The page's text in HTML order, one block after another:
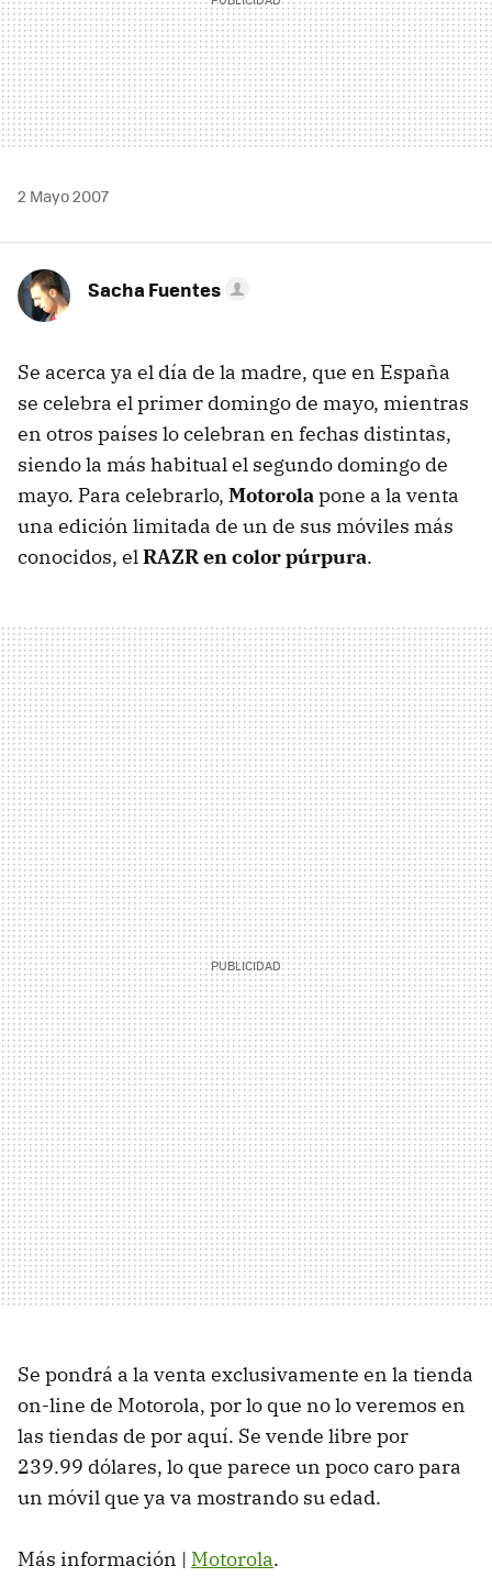
2 Mayo 2007
Sacha Fuentes
Se acerca ya el día de la madre, que en España
se celebra el primer domingo de mayo, mientras
en otros países lo celebran en fechas distintas,
siendo la más habitual el segundo domingo de
mayo. Para celebrarlo, Motorolapone a la venta
una edición limitada de un de sus móviles más
conocidos, elRAZR en color púrpura.
Se pondrá a la venta exclusivamente en la tienda
on-line de Motorola, por lo que no lo veremos en
las tiendas de por aquí. Se vende libre por
239.99 dólares, lo que parece un poco caro para
un móvil que ya va mostrando su edad.
Más información | Motorola.